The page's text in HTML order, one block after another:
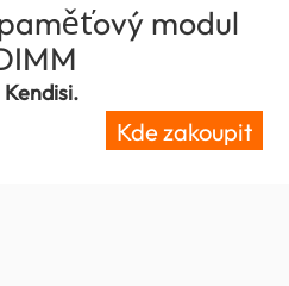
modul
Kendisi.
Kde zakoupit